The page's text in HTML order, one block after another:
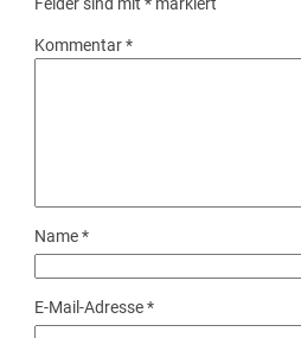
Kommentar*
Name*
E-Mail-Adresse*